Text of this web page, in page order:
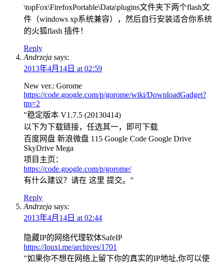
\topFox\FirefoxPortable\Data\plugins文件夹下两个flash文
件（windows xp系统兼容），然后自行安装适合你系统
的火狐flash 插件！
Reply
Andrzeja says:
2013年4月14日 at 02:59
New ver.: Gorome
https://code.google.com/p/gorome/wiki/DownloadGadget?
tm=2
"稳定版本 V1.7.5 (20130414)
以下为下载链接，任选其一，即可下载
百度网盘 新浪微盘 115 Google Code Google Drive
SkyDrive Mega
项目主页：
https://code.google.com/p/gorome/
有什么建议？请在 这里 提交。"
Reply
Andrzeja says:
2013年4月14日 at 02:44
隐藏IP的网络代理软体SafeIP
https://louxi.me/archives/1701
"如果你不想在网络上留下你的真实的IP地址,你可以使